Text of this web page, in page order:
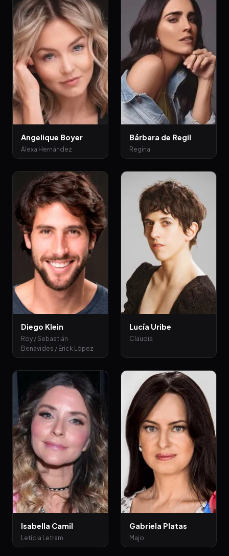
Angelique Boyer
Alexa Hernández
Bárbara de Regil
Regina
Diego Klein
Roy / Sebastián
Benavides / Erick López
Lucía Uribe
Claudia
Isabella Camil
Leticia Letram
Gabriela Platas
Majo